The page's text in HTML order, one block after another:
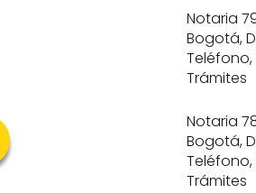
Notaria
Bogotá,
Teléfono,
Trámites
Notaria
Bogotá,
Teléfono,
Trámites